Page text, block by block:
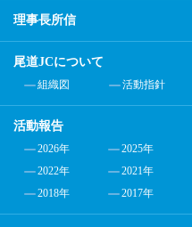
理事長所信
尾道JCについて
組織図 活動指針
活動報告
2026年 2025年
2022年
2021年
2018年
2017年